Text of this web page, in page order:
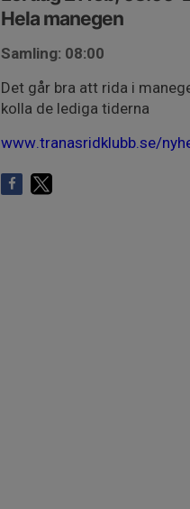
Hela manegen
Samling: 08:00
Det går bra att rida i
kolla de lediga tiderna
www.tranasridklubb.se/